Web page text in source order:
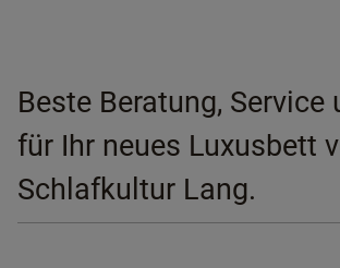
Beste Beratung, Service
für Ihr neues Luxusbett
Schlafkultur Lang.